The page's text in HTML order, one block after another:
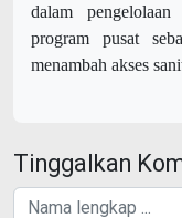
dalam
program pusat
menambah akses
Tinggalkan